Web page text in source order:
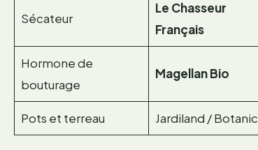
Sécateur
Le Chasseur
Français
Hormone de
bouturage
Magellan Bio
Pots et terreau Jardiland / Botanic